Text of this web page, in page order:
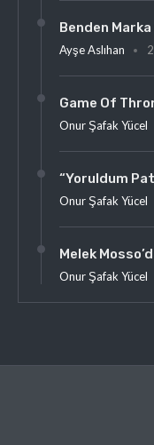
Benden
Ayşe Aslıhan
Game Of
Onur Şafak Yücel
“Yoruldum
Onur Şafak Yücel
Melek
Onur Şafak Yücel